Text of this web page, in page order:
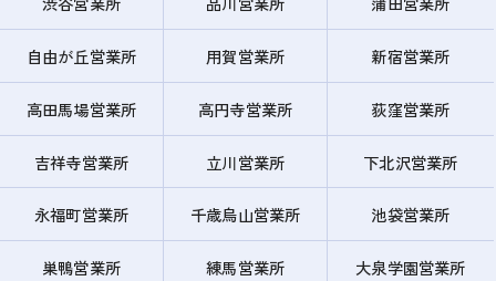
自由が丘営業所 用賀営業所 新宿営業所
高田馬場営業所 高円寺営業所 荻窪営業所
吉祥寺営業所 立川営業所 下北沢営業所
永福町営業所 千歳烏山営業所 池袋営業所
巣鴨営業所 練馬営業所 大泉学園営業所